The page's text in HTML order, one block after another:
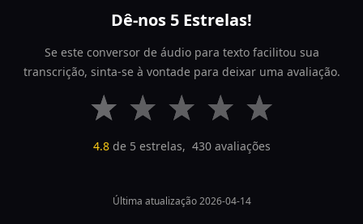
Dê-nos 5 Estrelas!
Se este conversor de áudio para texto facilitou sua
transcrição, sinta-se à vontade para deixar uma avaliação.
4.8de 5 estrelas, 430avaliações
Última atualização 2026-04-14